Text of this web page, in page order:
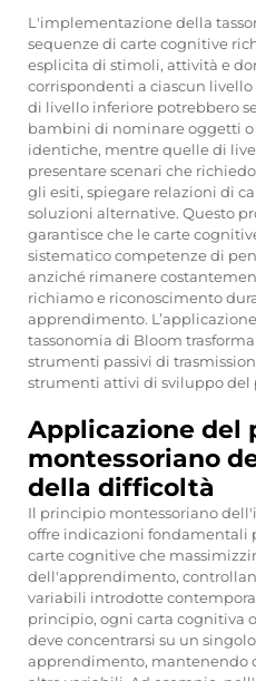
L'implementazione della
sequenze di carte cognitive
esplicita di stimoli, attività e
corrispondenti a ciascun
di livello inferiore potrebbero
bambini di nominare oggetti
identiche, mentre quelle di
presentare scenari che
gli esiti, spiegare relazioni di
soluzioni alternative. Questo
garantisce che le carte
sistematico competenze di
anziché rimanere
richiamo e riconoscimento
apprendimento.
tassonomia di Bloom
strumenti passivi di
strumenti attivi di sviluppo del
Applicazione del
montessoriano
della difficoltà
Il principio montessoriano
offre indicazioni fondamentali
carte cognitive che
dell'apprendimento,
variabili introdotte
principio, ogni carta cognitiva
deve concentrarsi su un
apprendimento, mantenendo